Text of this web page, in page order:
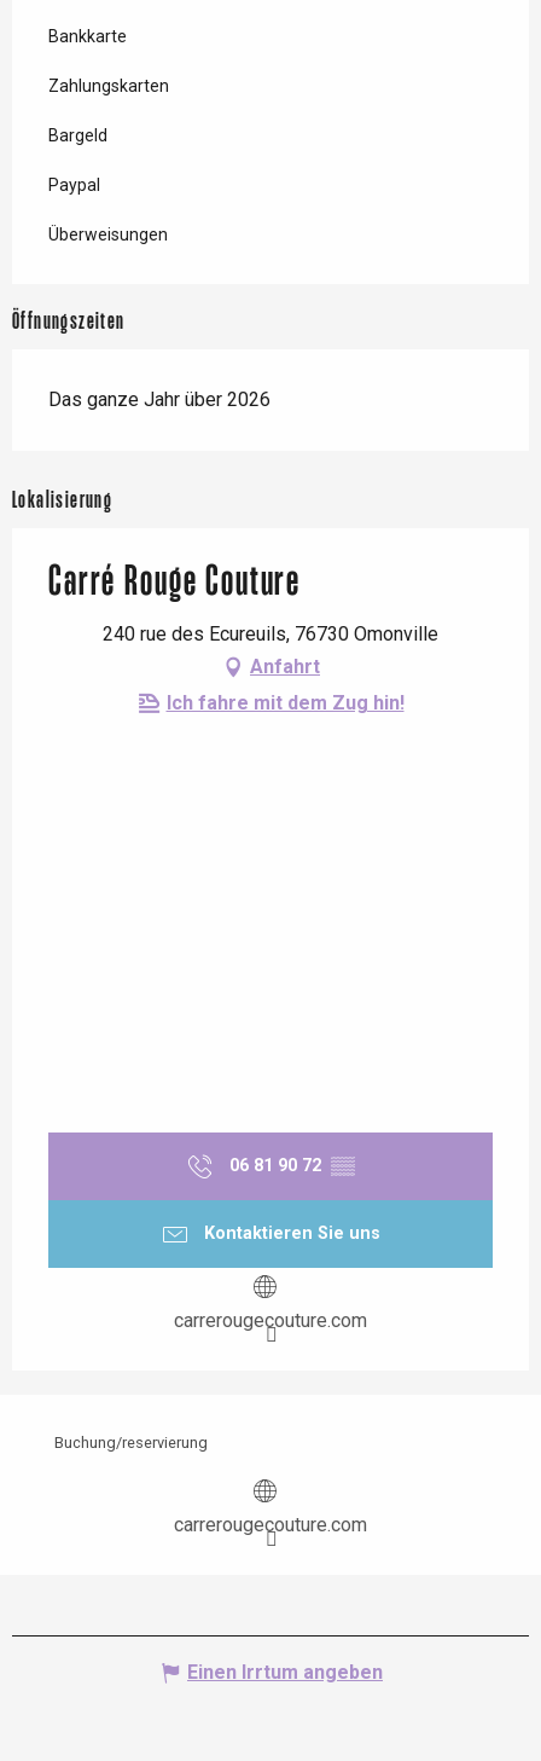
Bankkarte
Zahlungskarten
Bargeld
Paypal
Überweisungen
Öffnungszeiten
Das ganze Jahr über 2026
Lokalisierung
Carré Rouge Couture
240 rue des Ecureuils, 76730 Omonville
Anfahrt
Ich fahre mit dem Zug hin!
06 81 90 72 ▒▒
Kontaktieren Sie uns
carrerougecouture.com
Buchung/reservierung
carrerougecouture.com
Einen Irrtum angeben